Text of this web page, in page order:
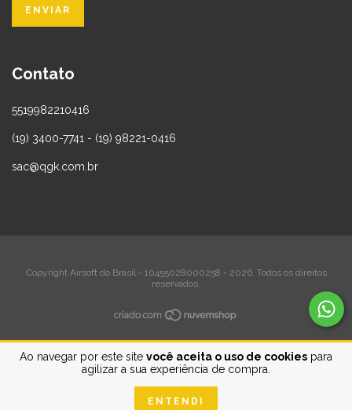
Ao navegar por este site você aceita o uso de cookies para
agilizar a sua experiência de compra.
ENTENDI
Contato
5519982210416
(19) 3400-7741 - (19) 98221-0416
sac@qgk.com.br
Copyright Airsoft do Brasil - 10455028000258 - 2026. Todos os direitos
reservados.